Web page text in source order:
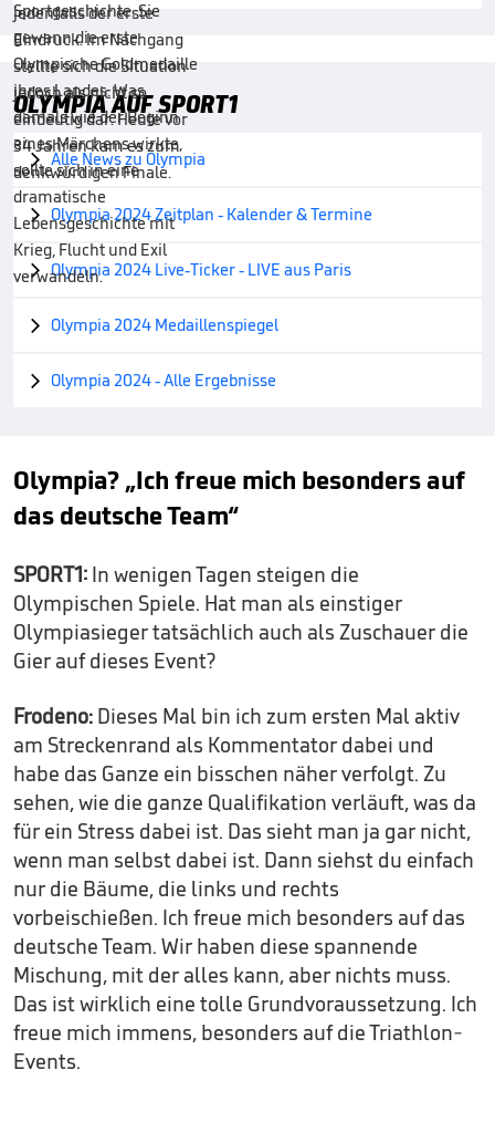
OLYMPIA AUF SPORT1
 Alle News zu Olympia
 Olympia 2024 Zeitplan - Kalender & Termine
 Olympia 2024 Live-Ticker - LIVE aus Paris
 Olympia 2024 Medaillenspiegel
 Olympia 2024 - Alle Ergebnisse
Olympia? „Ich freue mich besonders auf
das deutsche Team“
SPORT1: In wenigen Tagen steigen die
Olympischen Spiele. Hat man als einstiger
Olympiasieger tatsächlich auch als Zuschauer die
Gier auf dieses Event?
Frodeno: Dieses Mal bin ich zum ersten Mal aktiv
am Streckenrand als Kommentator dabei und
habe das Ganze ein bisschen näher verfolgt. Zu
sehen, wie die ganze Qualifikation verläuft, was da
für ein Stress dabei ist. Das sieht man ja gar nicht,
wenn man selbst dabei ist. Dann siehst du einfach
nur die Bäume, die links und rechts
vorbeischießen. Ich freue mich besonders auf das
deutsche Team. Wir haben diese spannende
Mischung, mit der alles kann, aber nichts muss.
Das ist wirklich eine tolle Grundvoraussetzung. Ich
freue mich immens, besonders auf die Triathlon-
Events.